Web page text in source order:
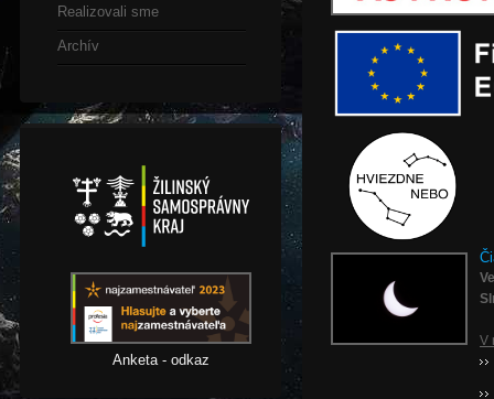
Realizovali sme
Archív
Anketa - odkaz
V